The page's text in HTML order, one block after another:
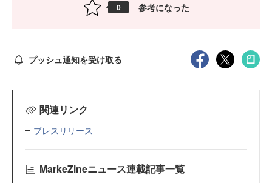
0 参考になった
プッシュ通知を受け取る
関連リンク
プレスリリース
MarkeZineニュース連載記事一覧